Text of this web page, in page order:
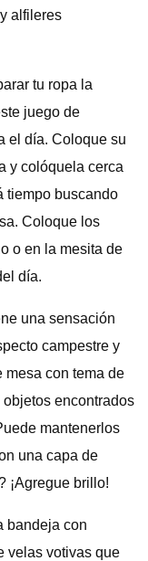
alfileres
tu ropa la
juego de
el día. Coloque su
y colóquela cerca
tiempo buscando
Coloque los
o en la mesita de
día.
una sensación
campestre y
mesa con tema de
encontrados
mantenerlos
una capa de
¡Agregue brillo!
bandeja con
velas votivas que